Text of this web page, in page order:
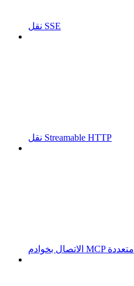
نقل SSE
نقل Streamable HTTP
الاتصال بخوادم MCP متعددة